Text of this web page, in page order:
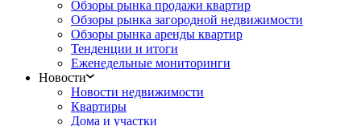
Обзоры рынка продажи квартир
Обзоры рынка загородной недвижимости
Обзоры рынка аренды квартир
Тенденции и итоги
Еженедельные мониторинги
Новости
Новости недвижимости
Квартиры
Дома и участки